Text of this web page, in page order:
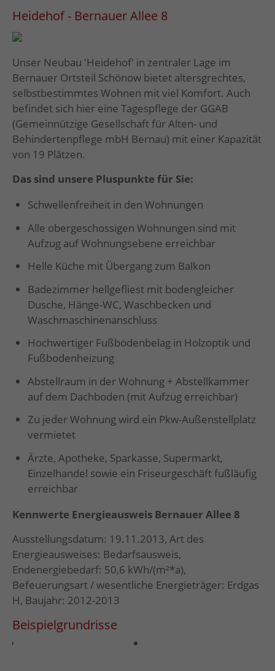
Heidehof - Bernauer Allee 8
Unser Neubau 'Heidehof' in zentraler Lage im
Bernauer Ortsteil Schönow bietet altersgrechtes,
selbstbestimmtes Wohnen mit viel Komfort. Auch
befindet sich hier eine Tagespflege der GGAB
(Gemeinnützige Gesellschaft für Alten- und
Behindertenpflege mbH Bernau) mit einer Kapazität
von 19 Plätzen.
Das sind unsere Pluspunkte für Sie:
Schwellenfreiheit in den Wohnungen
Alle obergeschossigen Wohnungen sind mit
Aufzug auf Wohnungsebene erreichbar
Helle Küche mit Übergang zum Balkon
Badezimmer hellgefliest mit bodengleicher
Dusche, Hänge-WC, Waschbecken und
Waschmaschinenanschluss
Hochwertiger Fußbodenbelag in Holzoptik und
Fußbodenheizung
Abstellraum in der Wohnung + Abstellkammer
auf dem Dachboden (mit Aufzug erreichbar)
Zu jeder Wohnung wird ein Pkw-Außenstellplatz
vermietet
Ärzte, Apotheke, Sparkasse, Supermarkt,
Einzelhandel sowie ein Friseurgeschäft fußläufig
erreichbar
Kennwerte Energieausweis Bernauer Allee 8
Ausstellungsdatum: 19.11.2013, Art des
Energieausweises: Bedarfsausweis,
Endenergiebedarf: 50,6 kWh/(m²*a),
Befeuerungsart / wesentliche Energieträger: Erdgas
H, Baujahr: 2012-2013
Beispielgrundrisse